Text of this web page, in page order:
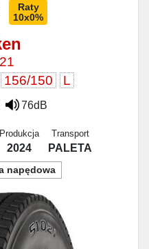
Raty
10x0%
156/150 L
76dB
Produkcja
2024
Transport
PALETA
napędowa